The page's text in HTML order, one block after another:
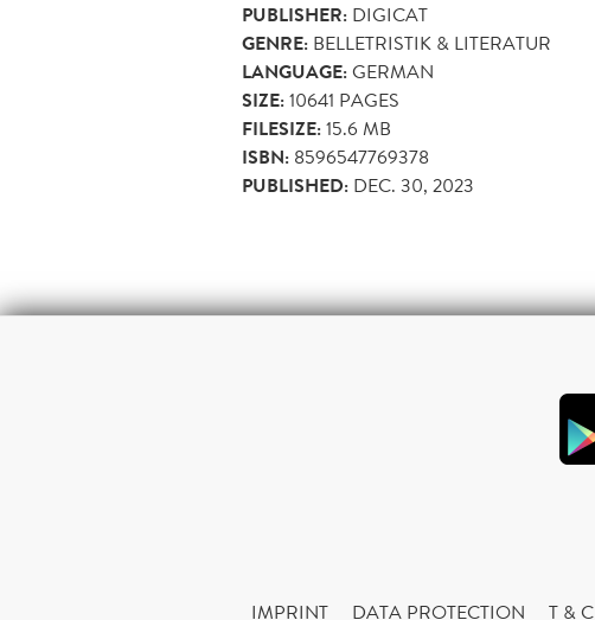
PUBLISHER: DIGICAT
GENRE: BELLETRISTIK & LITERATUR
LANGUAGE:GERMAN
SIZE:10641 PAGES
FILESIZE:15.6 MB
ISBN: 8596547769378
PUBLISHED: DEC. 30, 2023
IMPRINT DATA PROTECTION T & C